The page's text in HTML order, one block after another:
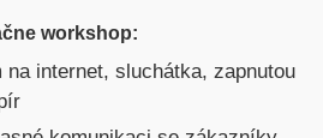
workshop:
internet, sluchátka, zapnutou